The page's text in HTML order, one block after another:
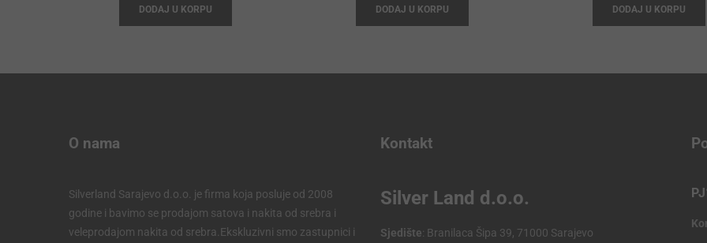
269,00 KM.
242,10 KM.
DODAJ U KORPU
59,00 KM.
53,10 KM.
DODAJ U KORPU DODAJ U KORPU
O nama
Silverland Sarajevo d.o.o. je firma koja posluje od 2008
godine i bavimo se prodajom satova i nakita od srebra i
veleprodajom nakita od srebra.Ekskluzivni smo zastupnici i
Kontakt
Silver Land d.o.o.
Sjedište: Branilaca Šipa 39, 71000 Sarajevo